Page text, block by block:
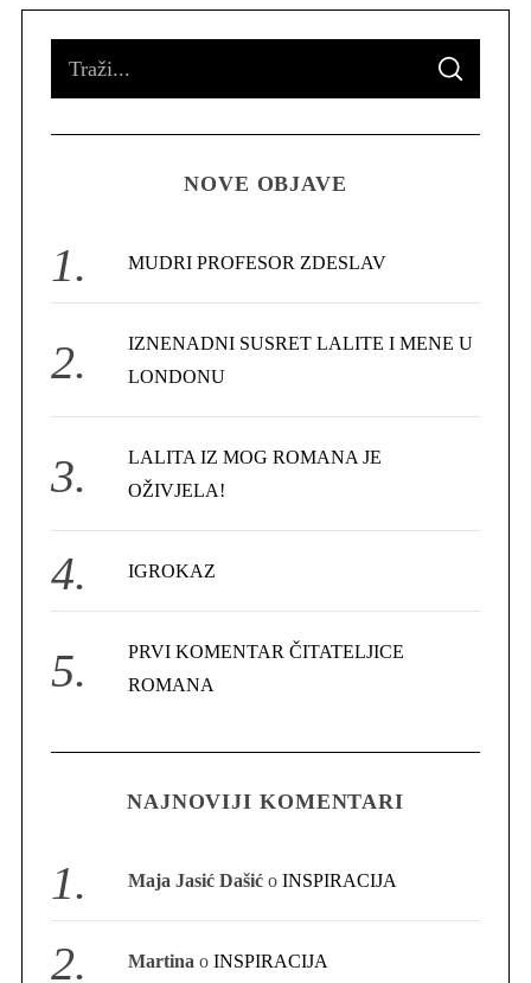
o
S
A
C
NOVE OBJAVE
MUDRI PROFESOR ZDESLAV
IZNENADNI SUSRET LALITE I MENE U
LONDONU
LALITA IZ MOG ROMANA JE
OŽIVJELA!
IGROKAZ
PRVI KOMENTAR ČITATELJICE
ROMANA
NAJNOVIJI KOMENTARI
Maja Jasić Dašić oINSPIRACIJA
Martina oINSPIRACIJA
e
c